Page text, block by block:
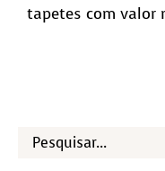
tapetes com valor